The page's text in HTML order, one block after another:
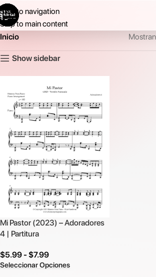
Skip to navigation
Skip to main content
Inicio
Show sidebar
Mi Pastor (2023) – Adoradores
4 | Partitura
$5.99 - $7.99
Seleccionar Opciones